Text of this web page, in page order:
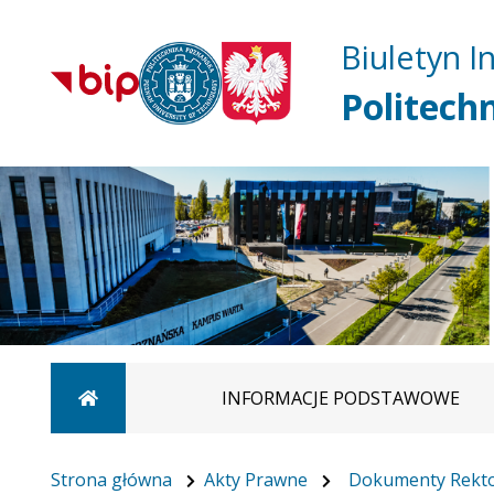
Biuletyn
Strona główna INFORMACJE PODSTAWOWE
Strona główna Akty Prawne Dokumenty